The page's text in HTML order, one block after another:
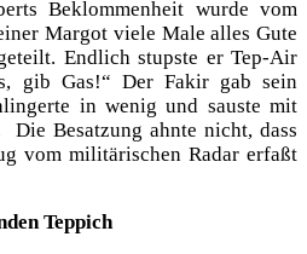
Beklommenheit wurde vom
Margot viele Male alles Gute
Endlich stupste er Tep-Air
gib Gas!“ Der Fakir gab sein
in wenig und sauste mit
Besatzung ahnte nicht, dass
vom militärischen Radar erfaßt
Teppich